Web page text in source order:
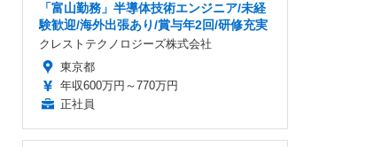
「富山勤務」半導体技術エンジニア/未経
験歓迎/海外出張あり/賞与年2回/研修充実
クレストテクノロジーズ株式会社
東京都
年収600万円～770万円
正社員